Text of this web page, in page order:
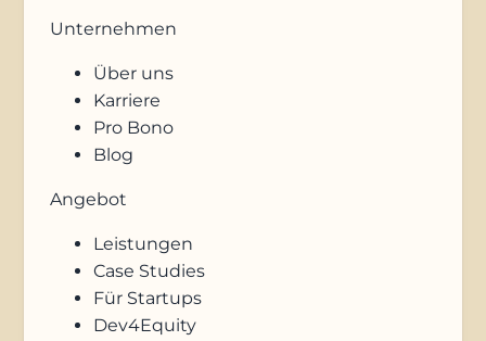
Unternehmen
Über uns
Karriere
Pro Bono
Blog
Angebot
Leistungen
Case Studies
Für Startups
Dev4Equity